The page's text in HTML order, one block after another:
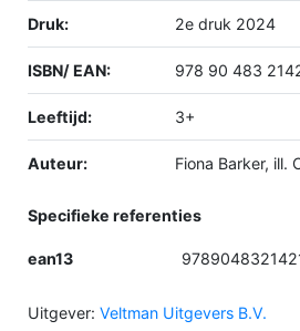
Druk: 2e druk 2024
ISBN/ EAN: 978 90 483
Leeftijd: 3+
Auteur: Fiona Barker, ill.
Specifieke referenties
ean13
Uitgever: Veltman Uitgevers B.V.